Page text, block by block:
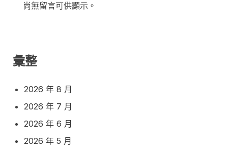
尚無留言可供顯示。
彙整
2026 年 8 月
2026 年 7 月
2026 年 6 月
2026 年 5 月